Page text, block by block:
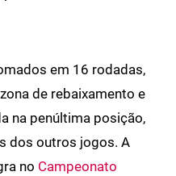
em 16 rodadas,
de rebaixamento e
na penúltima posição,
dos outros jogos. A
no Campeonato